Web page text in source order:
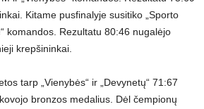
Kitame pusfinalyje susitiko „Sporto
komandos. Rezultatu 80:46 nugalėjo
krepšininkai.
tarp „Vienybės“ ir „Devynetų“ 71:67
bronzos medalius. Dėl čempionų